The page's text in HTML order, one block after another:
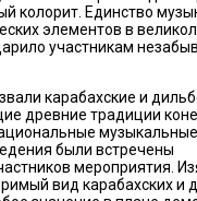
колорит. Единство
элементов в
участникам
карабахские и
древние традиции
были встречены
мероприятия.
вид карабахских и